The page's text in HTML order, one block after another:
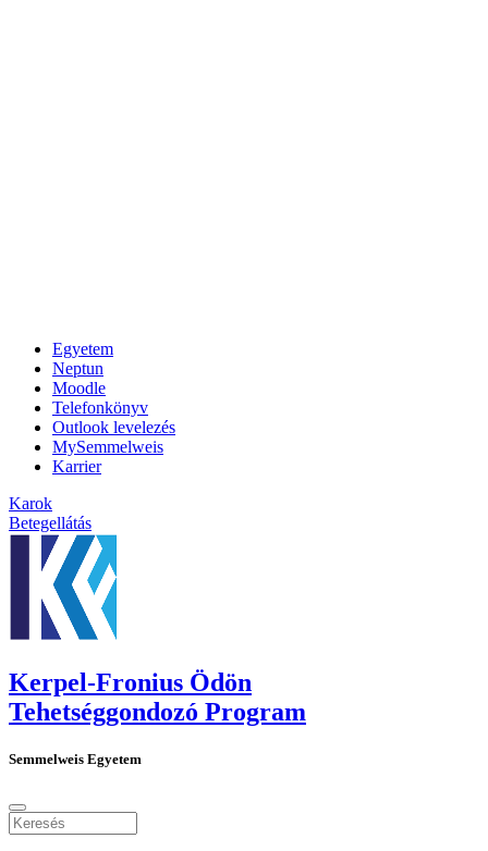
Egyetem
Neptun
Moodle
Telefonkönyv
Outlook levelezés
MySemmelweis
Karrier
Karok
Betegellátás
Kerpel-Fronius Ödön
Tehetséggondozó Program
Semmelweis Egyetem